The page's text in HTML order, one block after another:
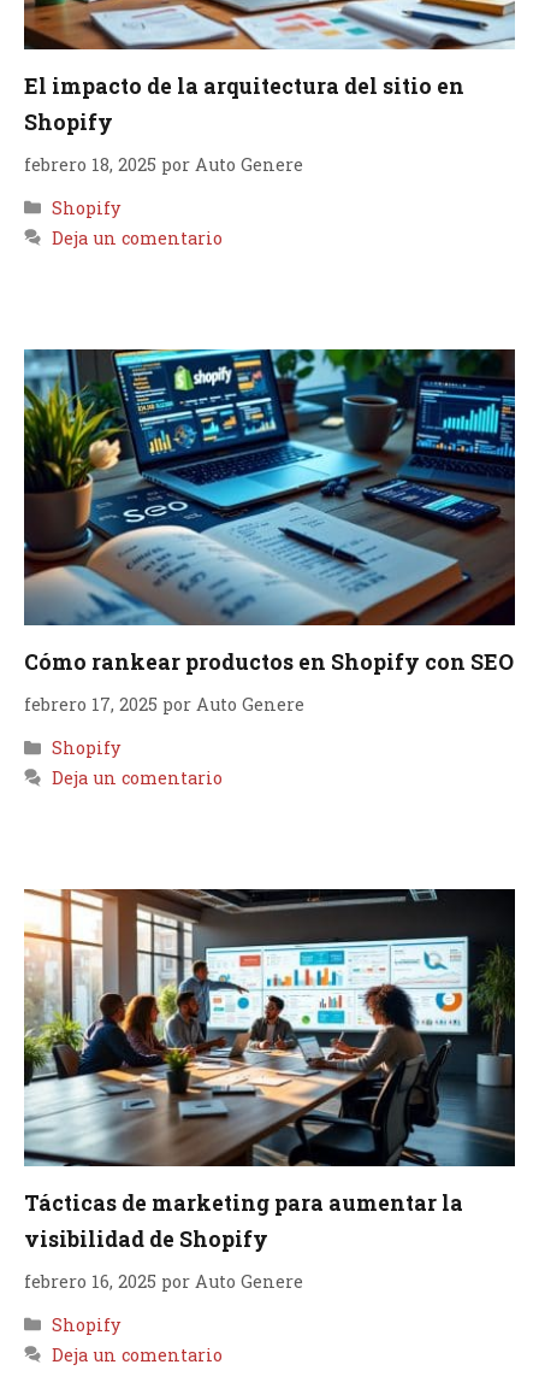
El impacto de la arquitectura del sitio en
Shopify
febrero 18, 2025 por Auto Genere
Categorías
Shopify
Deja un comentario
Cómo rankear productos en Shopify con SEO
febrero 17, 2025 por Auto Genere
Categorías
Shopify
Deja un comentario
Tácticas de marketing para aumentar la
visibilidad de Shopify
febrero 16, 2025 por Auto Genere
Categorías
Shopify
Deja un comentario